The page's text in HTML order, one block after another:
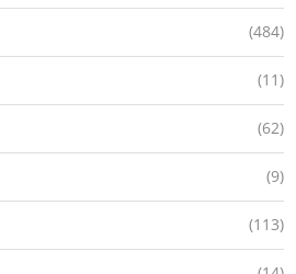
(484)
(11)
(62)
(9)
(113)